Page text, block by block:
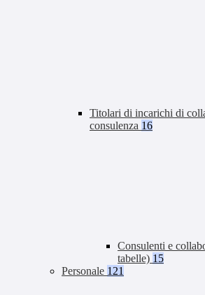
Titolari di incarichi di
consulenza 16
Consulenti e
tabelle) 15
Personale 121